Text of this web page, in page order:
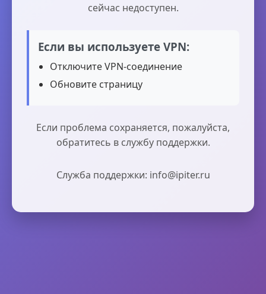
сейчас недоступен.
Если вы используете VPN:
Отключите VPN-соединение
Обновите страницу
Если проблема сохраняется, пожалуйста,
обратитесь в службу поддержки.
Служба поддержки: info@ipiter.ru